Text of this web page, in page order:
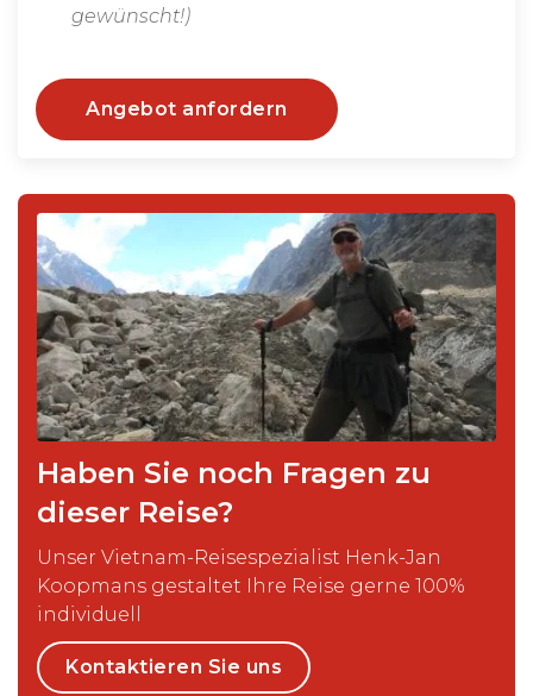
gewünscht!)
Angebot anfordern
Haben Sie noch Fragen zu
dieser Reise?
Unser Vietnam-Reisespezialist Henk-Jan
Koopmans gestaltet Ihre Reise gerne 100%
individuell
Kontaktieren Sie uns